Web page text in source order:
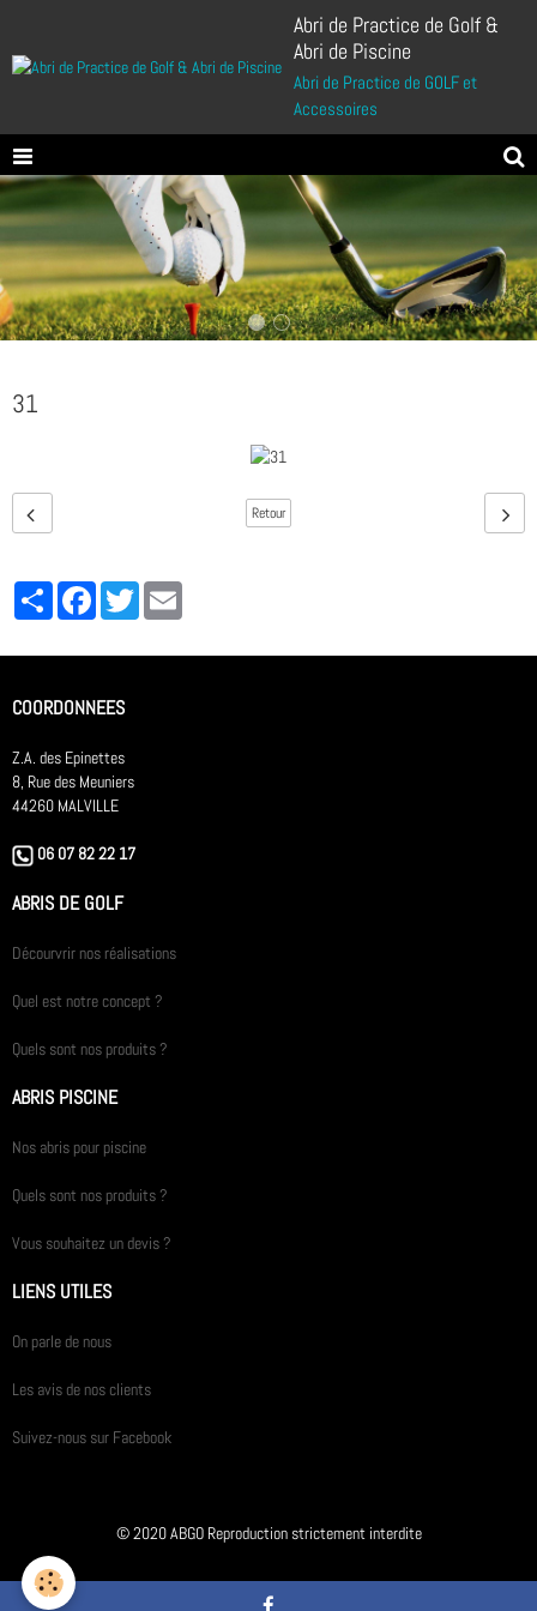
Abri de Practice de Golf &
Abri de Piscine
Abri de Practice de GOLF et
Accessoires
31
Retour
PartagerFacebookTwitter
COORDONNEES
Z.A. des Epinettes
8, Rue des Meuniers
44260 MALVILLE
06 07 82 22 17
ABRIS DE GOLF
Décourvrir nos réalisations
Quel est notre concept ?
Quels sont nos produits ?
ABRIS PISCINE
Nos abris pour piscine
Quels sont nos produits ?
Vous souhaitez un devis ?
LIENS UTILES
On parle de nous
Les avis de nos clients
Suivez-nous sur Facebook
© 2020 ABGO Reproduction strictement interdite